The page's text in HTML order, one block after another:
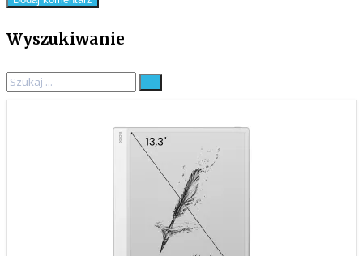
Wyszukiwanie
Search
for: